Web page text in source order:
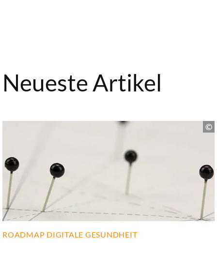
Neueste Artikel
ROADMAP DIGITALE GESUNDHEIT